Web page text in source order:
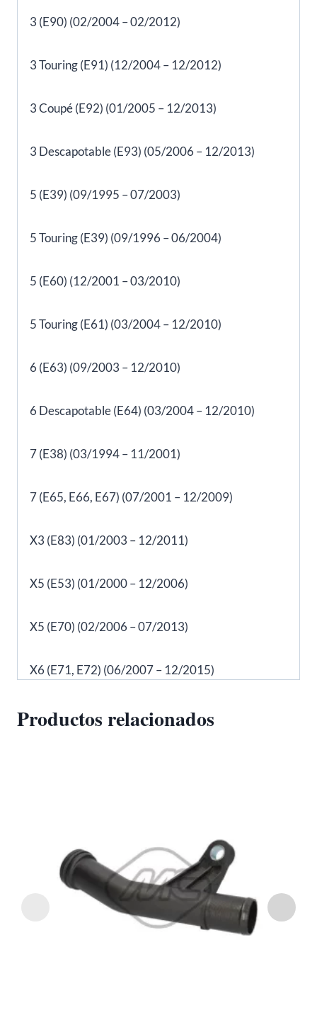
3 (E90) (02/2004 – 02/2012)
3 Touring (E91) (12/2004 – 12/2012)
3 Coupé (E92) (01/2005 – 12/2013)
3 Descapotable (E93) (05/2006 – 12/2013)
5 (E39) (09/1995 – 07/2003)
5 Touring (E39) (09/1996 – 06/2004)
5 (E60) (12/2001 – 03/2010)
5 Touring (E61) (03/2004 – 12/2010)
6 (E63) (09/2003 – 12/2010)
6 Descapotable (E64) (03/2004 – 12/2010)
7 (E38) (03/1994 – 11/2001)
7 (E65, E66, E67) (07/2001 – 12/2009)
X3 (E83) (01/2003 – 12/2011)
X5 (E53) (01/2000 – 12/2006)
X5 (E70) (02/2006 – 07/2013)
X6 (E71, E72) (06/2007 – 12/2015)
Productos relacionados